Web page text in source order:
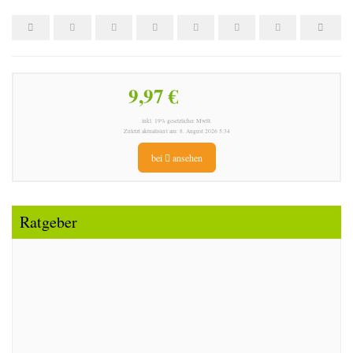
9,97 €
inkl. 19% gesetzlicher MwSt.
Zuletzt aktualisiert am: 8. August 2026 5:34
bei ansehen
Ratgeber